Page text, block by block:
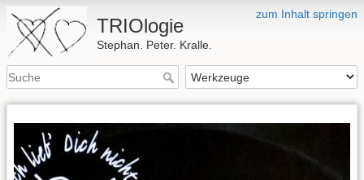
zum Inhalt springen
TRIOlogie
Stephan. Peter. Kralle.